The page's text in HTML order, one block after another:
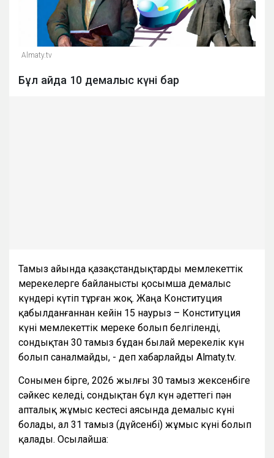
Almaty.tv
Бұл айда 10 демалыс күні бар
Тамыз айында қазақстандықтарды мемлекеттік
мерекелерге байланысты қосымша демалыс
күндері күтіп тұрған жоқ. Жаңа Конституция
қабылданғаннан кейін 15 наурыз – Конституция
күні мемлекеттік мереке болып белгіленді,
сондықтан 30 тамыз бұдан былай мерекелік күн
болып саналмайды, - деп хабарлайды Almaty.tv.
Сонымен бірге, 2026 жылғы 30 тамыз жексенбіге
сәйкес келеді, сондықтан бұл күн әдеттегі пән
апталық жұмыс кестесі аясында демалыс күні
болады, ал 31 тамыз (дүйсенбі) жұмыс күні болып
қалады. Осылайша: